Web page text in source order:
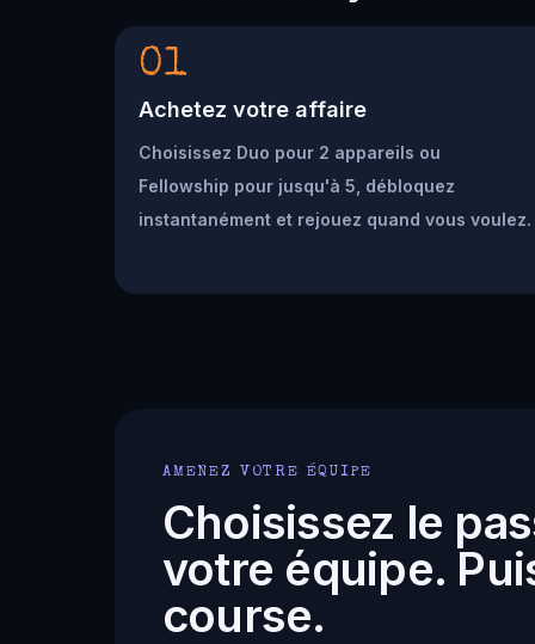
01
Achetez votre affaire
Choisissez Duo pour 2 appareils ou
Fellowship pour jusqu'à 5, débloquez
instantanément et rejouez quand vous voulez.
AMENEZ VOTRE ÉQUIPE
Choisissez le
votre équipe.
course.